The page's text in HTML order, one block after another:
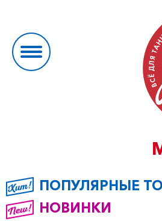
ПОПУЛЯРНЫЕ
НОВИНКИ